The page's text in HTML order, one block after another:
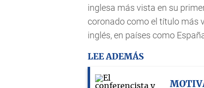
inglesa más vista en su
coronado como el título más
inglés, en países como
LEE ADEMÁS